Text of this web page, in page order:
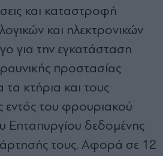
και καταστροφή
και ηλεκτρονικών
για την εγκατάσταση
προστασίας
τα κτήρια και τους
εντός του φρουριακού
Επταπυργίου δεδομένης
τους. Αφορά σε 12